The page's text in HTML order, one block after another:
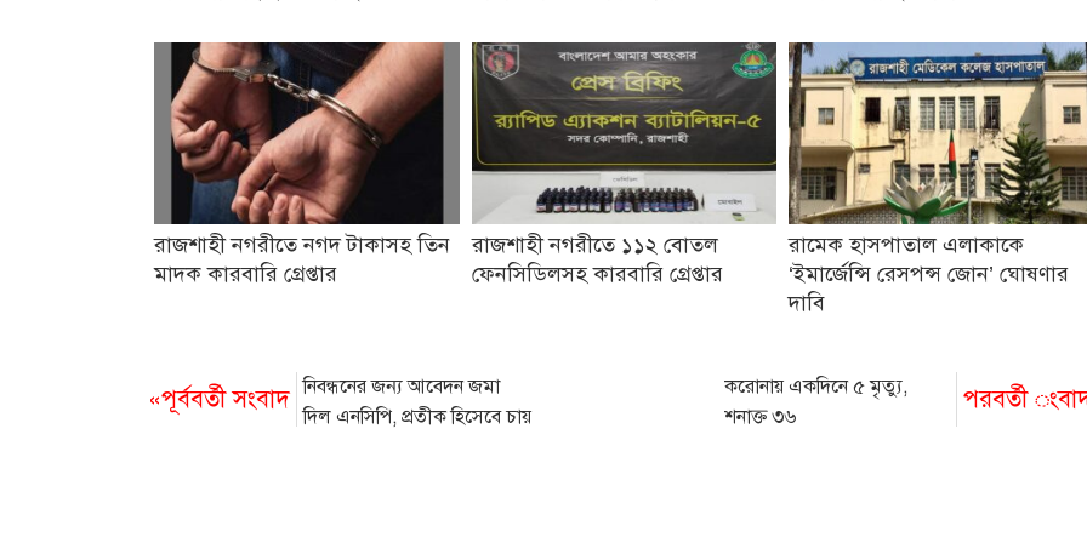
রাজশাহী নগরীতে নগদ টাকাসহ তিন
মাদক কারবারি গ্রেপ্তার
রাজশাহী নগরীতে ১১২ বোতল
ফেনসিডিলসহ কারবারি গ্রেপ্তার
রামেক হাসপাতাল এলাকাকে
‘ইমার্জেন্সি রেসপন্স জোন’ ঘোষণার
দাবি
«পূর্ববর্তী সংবাদ নিবন্ধনের জন্য আবেদন জমা
দিল এনসিপি, প্রতীক হিসেবে চায়
পরবর্তী
করোনায় একদিনে ৫ মৃত্যু,
শনাক্ত ৩৬